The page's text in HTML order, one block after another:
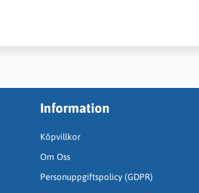
Information
Köpvillkor
Om Oss
Personuppgiftspolicy (GDPR)